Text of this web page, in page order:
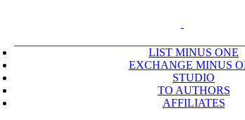
LIST MINUS ONE
EXCHANGE MINUS
STUDIO
TO AUTHORS
AFFILIATES